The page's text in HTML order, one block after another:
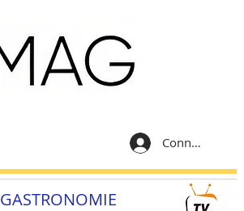
Connexion
GASTRONOMIE